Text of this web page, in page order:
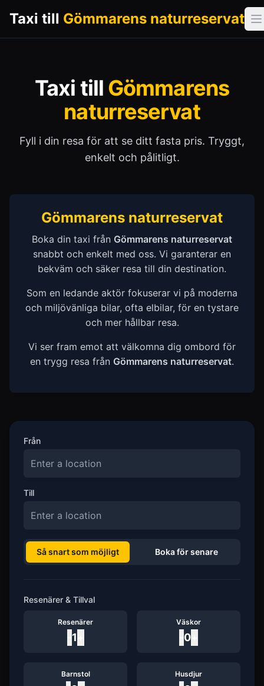
Taxi till Gömmarens naturreservat
Taxi till Gömmarens
naturreservat
Fyll i din resa för att se ditt fasta pris. Tryggt,
enkelt och pålitligt.
Gömmarens naturreservat
Boka din taxi från Gömmarens naturreservat
snabbt och enkelt med oss. Vi garanterar en
bekväm och säker resa till din destination.
Som en ledande aktör fokuserar vi på moderna
och miljövänliga bilar, ofta elbilar, för en tystare
och mer hållbar resa.
Vi ser fram emot att välkomna dig ombord för
en trygg resa från Gömmarens naturreservat.
Från
Till
Så snart som möjligt Boka för senare
Resenärer & Tillval
Resenärer
1
Väskor
0
Barnstol Husdjur